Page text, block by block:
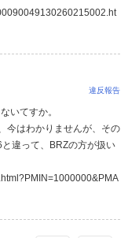
違反報告
いてすか。
今はわかりませんが、その
違って、BRZの方が扱い